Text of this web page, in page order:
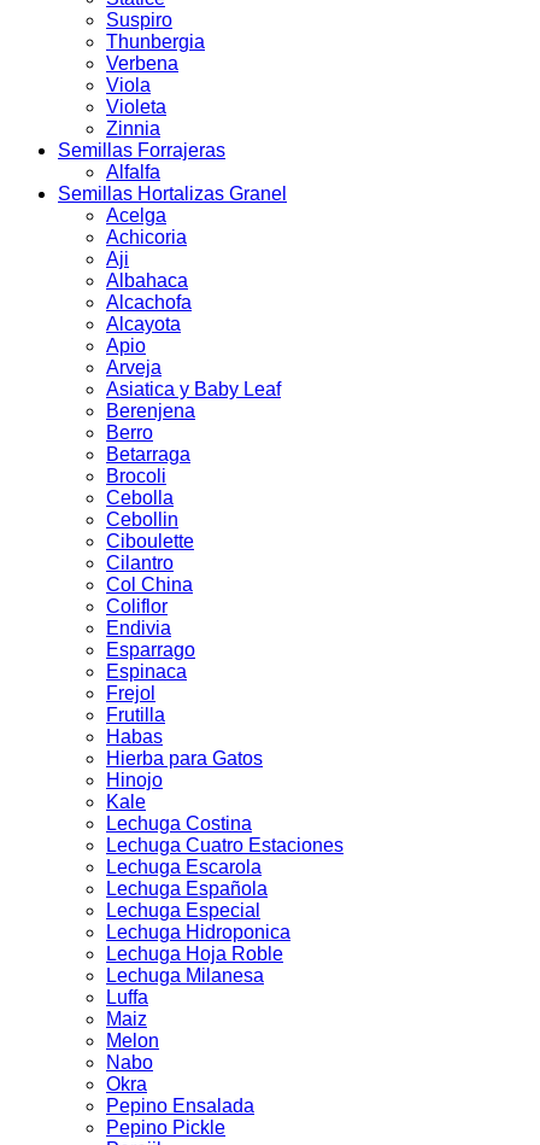
Suspiro
Thunbergia
Verbena
Viola
Violeta
Zinnia
Semillas Forrajeras
Alfalfa
Semillas Hortalizas Granel
Acelga
Achicoria
Aji
Albahaca
Alcachofa
Alcayota
Apio
Arveja
Asiatica y Baby Leaf
Berenjena
Berro
Betarraga
Brocoli
Cebolla
Cebollin
Ciboulette
Cilantro
Col China
Coliflor
Endivia
Esparrago
Espinaca
Frejol
Frutilla
Habas
Hierba para Gatos
Hinojo
Kale
Lechuga Costina
Lechuga Cuatro Estaciones
Lechuga Escarola
Lechuga Española
Lechuga Especial
Lechuga Hidroponica
Lechuga Hoja Roble
Lechuga Milanesa
Luffa
Maiz
Melon
Nabo
Okra
Pepino Ensalada
Pepino Pickle